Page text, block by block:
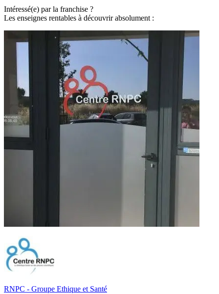
Intéressé(e) par la franchise ?
Les enseignes rentables à découvrir absolument :
RNPC - Groupe Ethique et Santé